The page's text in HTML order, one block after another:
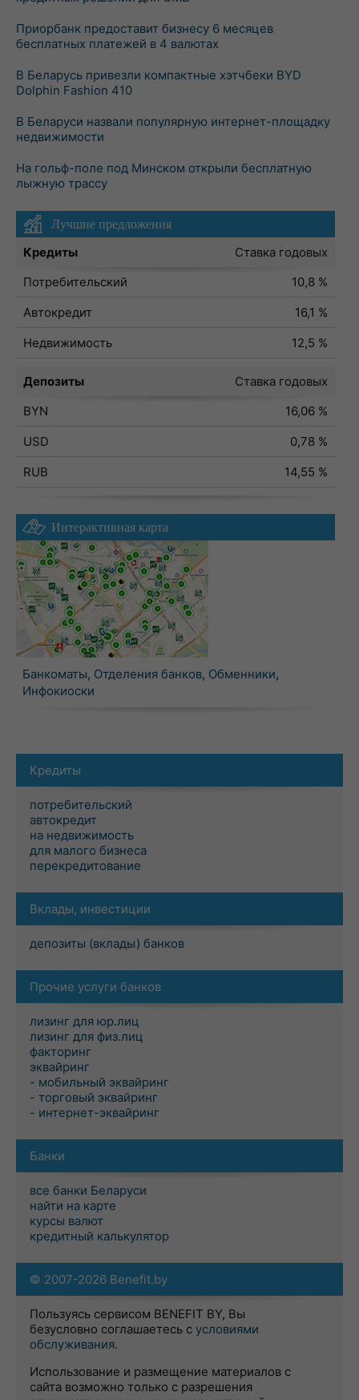
Приорбанк предоставит бизнесу 6 месяцев
бесплатных платежей в 4 валютах
В Беларусь привезли компактные хэтчбеки BYD
Dolphin Fashion 410
В Беларуси назвали популярную интернет-площадку
недвижимости
На гольф-поле под Минском открыли бесплатную
лыжную трассу
Лучшие предложения
Кредиты
Ставка годовых
Потребительский
10,8 %
Автокредит
16,1 %
Недвижимость
12,5 %
Депозиты
Ставка годовых
BYN
16,06 %
USD
0,78 %
RUB
14,55 %
Интерактивная карта
Банкоматы, Отделения банков, Обменники,
Инфокиоски
Кредиты
потребительский
автокредит
на недвижимость
для малого бизнеса
перекредитование
Вклады, инвестиции
депозиты (вклады) банков
Прочие услуги банков
лизинг для юр.лиц
лизинг для физ.лиц
факторинг
эквайринг
- мобильный эквайринг
- торговый эквайринг
- интернет-эквайринг
Банки
все банки Беларуси
найти на карте
курсы валют
кредитный калькулятор
© 2007-2026 Benefit.by
Пользуясь сервисом BENEFIT BY, Вы
безусловно соглашаетесь с условиями
обслуживания.
Использование и размещение материалов с
сайта возможно только с разрешения